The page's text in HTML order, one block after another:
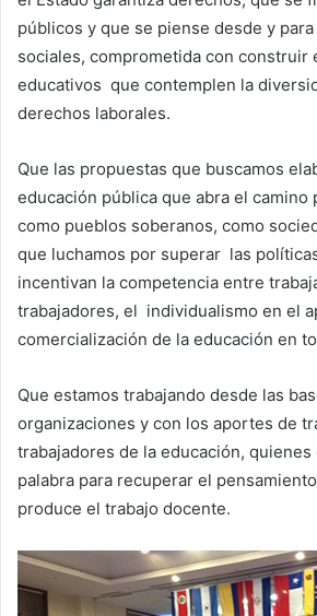
públicos y que se piense desde y
sociales, comprometida con construir
educativos que contemplen la
derechos laborales.
Que las propuestas que buscamos
educación pública que abra el camino
como pueblos soberanos, como
que luchamos por superar las
incentivan la competencia entre
trabajadores, el individualismo en el
comercialización de la educación en
Que estamos trabajando desde las
organizaciones y con los aportes de
trabajadores de la educación, quienes
palabra para recuperar el
produce el trabajo docente.